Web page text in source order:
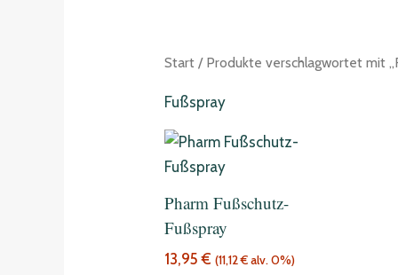
Start / Produkte verschlagwortet mit
Fußspray
Pharm Fußschutz-
Fußspray
13,95€ (11,12€alv. 0%)